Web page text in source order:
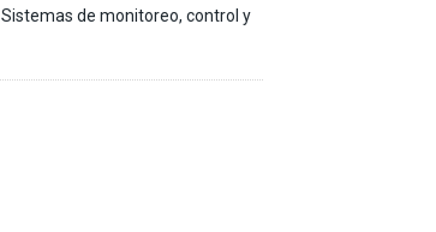
Sistemas de monitoreo, control y